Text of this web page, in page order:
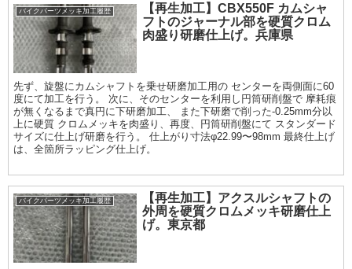
バイクパーツメッキ加工履歴
【再生加工】CBX550F カムシャ
フトのジャーナル部を硬質クロム
肉盛り研磨仕上げ。兵庫県
先ず、旋盤にカムシャフトを乗せ研磨加工用の センターを両側面に60
度にて加工を行う。 次に、そのセンターを利用し円筒研削盤で 摩耗痕
が無くなるまで真円に下研磨加工、 また下研磨で削った-0.25mm分以
上に硬質 クロムメッキを肉盛り、再度、円筒研削盤にて スタンダード
サイズに仕上げ研磨を行う。 仕上がり寸法φ22.99〜98mm 最終仕上げ
は、全箇所ラッピング仕上げ。
バイクパーツメッキ加工履歴
【再生加工】アクスルシャフトの
外周を硬質クロムメッキ研磨仕上
げ。東京都